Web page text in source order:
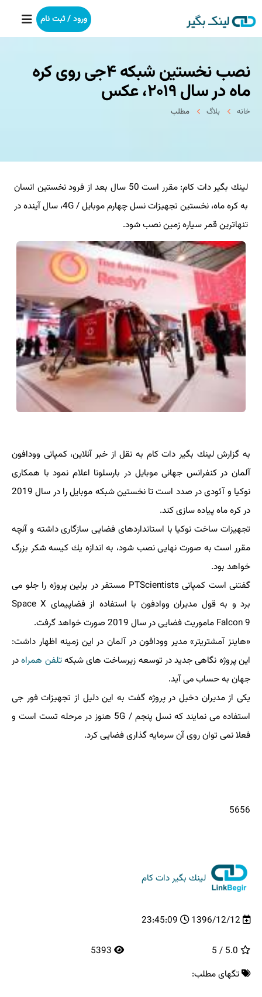
خانه
بکلینک
خدمات ما
درباره ما
آموزش
ورود / ثبت نام
نصب نخستین شبكه ۴جی روی كره
ماه در سال ۲۰۱۹، عكس
خانه بلاگ مطلب
لینك بگیر دات كام: مقرر است 50 سال بعد از فرود نخستین انسان
به كره ماه، نخستین تجهیزات نسل چهارم موبایل / 4G، سال آینده در
تنهاترین قمر سیاره زمین نصب شود.
به گزارش لینك بگیر دات كام به نقل از خبر آنلاین، كمپانی وودافون
آلمان در كنفرانس جهانی موبایل در بارسلونا اعلام نمود با همكاری
نوكیا و آئودی در صدد است تا نخستین شبكه موبایل را در سال 2019
در كره ماه پیاده سازی كند.
تجهیزات ساخت نوكیا با استانداردهای فضایی سازگاری داشته و آنچه
مقرر است به صورت نهایی نصب شود، به اندازه یك كیسه شكر بزرگ
خواهد بود.
گفتنی است كمپانی PTScientists مستقر در برلین پروژه را جلو می
برد و به قول مدیران ووادفون با استفاده از فضاپیمای Space X
Falcon 9 ماموریت فضایی در سال 2019 صورت خواهد گرفت.
«هاینز آمشتریتر» مدیر وودافون در آلمان در این زمینه اظهار داشت:
این پروژه نگاهی جدید در توسعه زیرساخت های شبكهتلفن همراهدر
جهان به حساب می آید.
یكی از مدیران دخیل در پروژه گفت به این دلیل از تجهیزات فور جی
استفاده می نمایند كه نسل پنجم / 5G هنوز در مرحله تست است و
فعلا نمی توان روی آن سرمایه گذاری فضایی كرد.
5656
لینك بگیر دات كام
1396/12/12
23:45:09
تگهای مطلب: